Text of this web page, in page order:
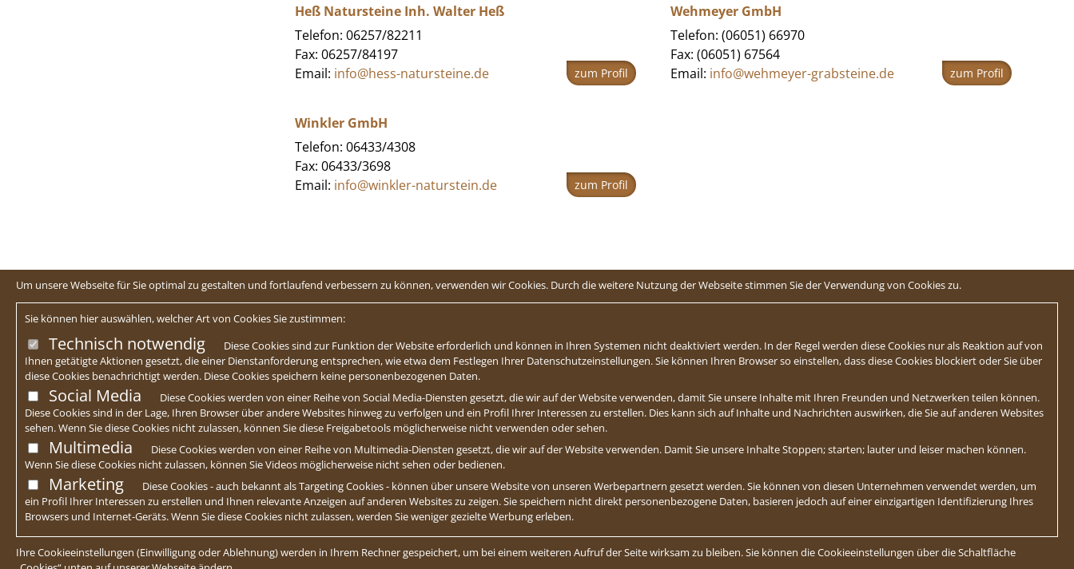
Heß Natursteine Inh. Walter Heß
Telefon: 06257/82211
Fax: 06257/84197
Email: info@hess-natursteine.de zum Profil
Wehmeyer GmbH
Telefon: (06051) 66970
Fax: (06051) 67564
Email: info@wehmeyer-grabsteine.de zum Profil
Winkler GmbH
Telefon: 06433/4308
Fax: 06433/3698
Email: info@winkler-naturstein.de zum Profil
Um unsere Webseite für Sie optimal zu gestalten und fortlaufend verbessern zu können, verwenden wir Cookies. Durch die weitere Nutzung der Webseite stimmen Sie der Verwendung von Cookies zu.
Sie können hier auswählen, welcher Art von Cookies Sie zustimmen:
Technisch notwendig
Diese Cookies sind zur Funktion der Website erforderlich und können in Ihren Systemen nicht deaktiviert werden. In der Regel werden diese Cookies nur als Reaktion auf von
Ihnen getätigte Aktionen gesetzt, die einer Dienstanforderung entsprechen, wie etwa dem Festlegen Ihrer Datenschutzeinstellungen. Sie können Ihren Browser so einstellen, dass diese Cookies blockiert oder Sie über
diese Cookies benachrichtigt werden. Diese Cookies speichern keine personenbezogenen Daten.
Social Media
Diese Cookies werden von einer Reihe von Social Media-Diensten gesetzt, die wir auf der Website verwenden, damit Sie unsere Inhalte mit Ihren Freunden und Netzwerken teilen können.
Diese Cookies sind in der Lage, Ihren Browser über andere Websites hinweg zu verfolgen und ein Profil Ihrer Interessen zu erstellen. Dies kann sich auf Inhalte und Nachrichten auswirken, die Sie auf anderen Websites
sehen. Wenn Sie diese Cookies nicht zulassen, können Sie diese Freigabetools möglicherweise nicht verwenden oder sehen.
Multimedia
Diese Cookies werden von einer Reihe von Multimedia-Diensten gesetzt, die wir auf der Website verwenden. Damit Sie unsere Inhalte Stoppen; starten; lauter und leiser machen können.
Wenn Sie diese Cookies nicht zulassen, können Sie Videos möglicherweise nicht sehen oder bedienen.
Marketing
Diese Cookies - auch bekannt als Targeting Cookies - können über unsere Website von unseren Werbepartnern gesetzt werden. Sie können von diesen Unternehmen verwendet werden, um
ein Profil Ihrer Interessen zu erstellen und Ihnen relevante Anzeigen auf anderen Websites zu zeigen. Sie speichern nicht direkt personenbezogene Daten, basieren jedoch auf einer einzigartigen Identifizierung Ihres
Browsers und Internet-Geräts. Wenn Sie diese Cookies nicht zulassen, werden Sie weniger gezielte Werbung erleben.
Ihre Cookieeinstellungen (Einwilligung oder Ablehnung) werden in Ihrem Rechner gespeichert, um bei einem weiteren Aufruf der Seite wirksam zu bleiben. Sie können die Cookieeinstellungen über die Schaltfläche